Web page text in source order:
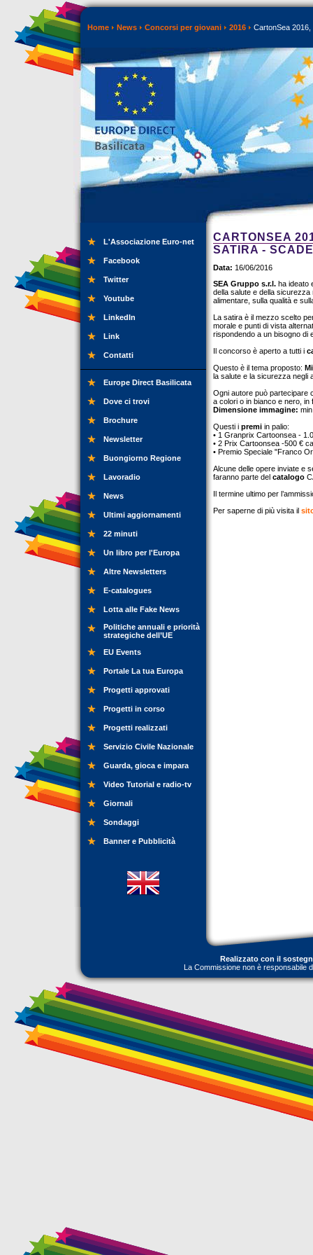
Home News Concorsi per giovani 2016 CartonSea
L'Associazione Euro-net
Facebook
Twitter
Youtube
LinkedIn
Link
Contatti
Europe Direct Basilicata
Dove ci trovi
Brochure
Newsletter
Buongiorno Regione
Lavoradio
News
Ultimi aggiornamenti
22 minuti
Un libro per l'Europa
Altre Newsletters
E-catalogues
Lotta alle Fake News
Politiche annuali e priorità
strategiche dell’UE
EU Events
Portale La tua Europa
Progetti approvati
Progetti in corso
Progetti realizzati
Servizio Civile Nazionale
Guarda, gioca e impara
Video Tutorial e radio-tv
Giornali
Sondaggi
Banner e Pubblicità
CARTONSEA
SATIRA -
Data: 16/06/2016
SEA Gruppo s.r.l. ha ideato
della salute e della sicurezza
alimentare, sulla qualità e
La satira è il mezzo scelto
morale e punti di vista
rispondendo a un bisogno di
Il concorso è aperto a tutti i
Questo è il tema proposto:
la salute e la sicurezza negli
Ogni autore può partecipare
a colori o in bianco e nero,
Dimensione immagine:
Questi i premi in palio:
• 1 Granprix Cartoonsea -
• 2 Prix Cartoonsea -500 €
• Premio Speciale "Franco
Alcune delle opere inviate e
faranno parte del catalogo
Il termine ultimo per
Per saperne di più visita il
Realizzato con il
La Commissione non è responsabile